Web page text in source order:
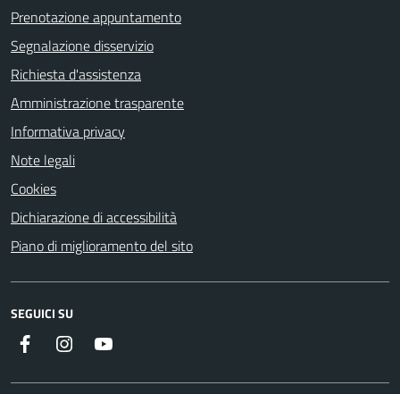
Prenotazione appuntamento
Segnalazione disservizio
Richiesta d'assistenza
Amministrazione trasparente
Informativa privacy
Note legali
Cookies
Dichiarazione di accessibilità
Piano di miglioramento del sito
SEGUICI SU
InstagramYouTube